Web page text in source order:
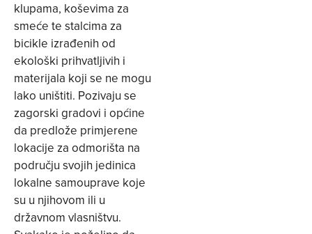
klupama, koševima za
smeće te stalcima za
bicikle izrađenih od
ekološki prihvatljivih i
materijala koji se ne mogu
lako uništiti. Pozivaju se
zagorski gradovi i općine
da predlože primjerene
lokacije za odmorišta na
području svojih jedinica
lokalne samouprave koje
su u njihovom ili u
državnom vlasništvu.